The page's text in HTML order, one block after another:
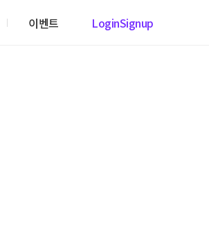
이벤트 LoginSignup